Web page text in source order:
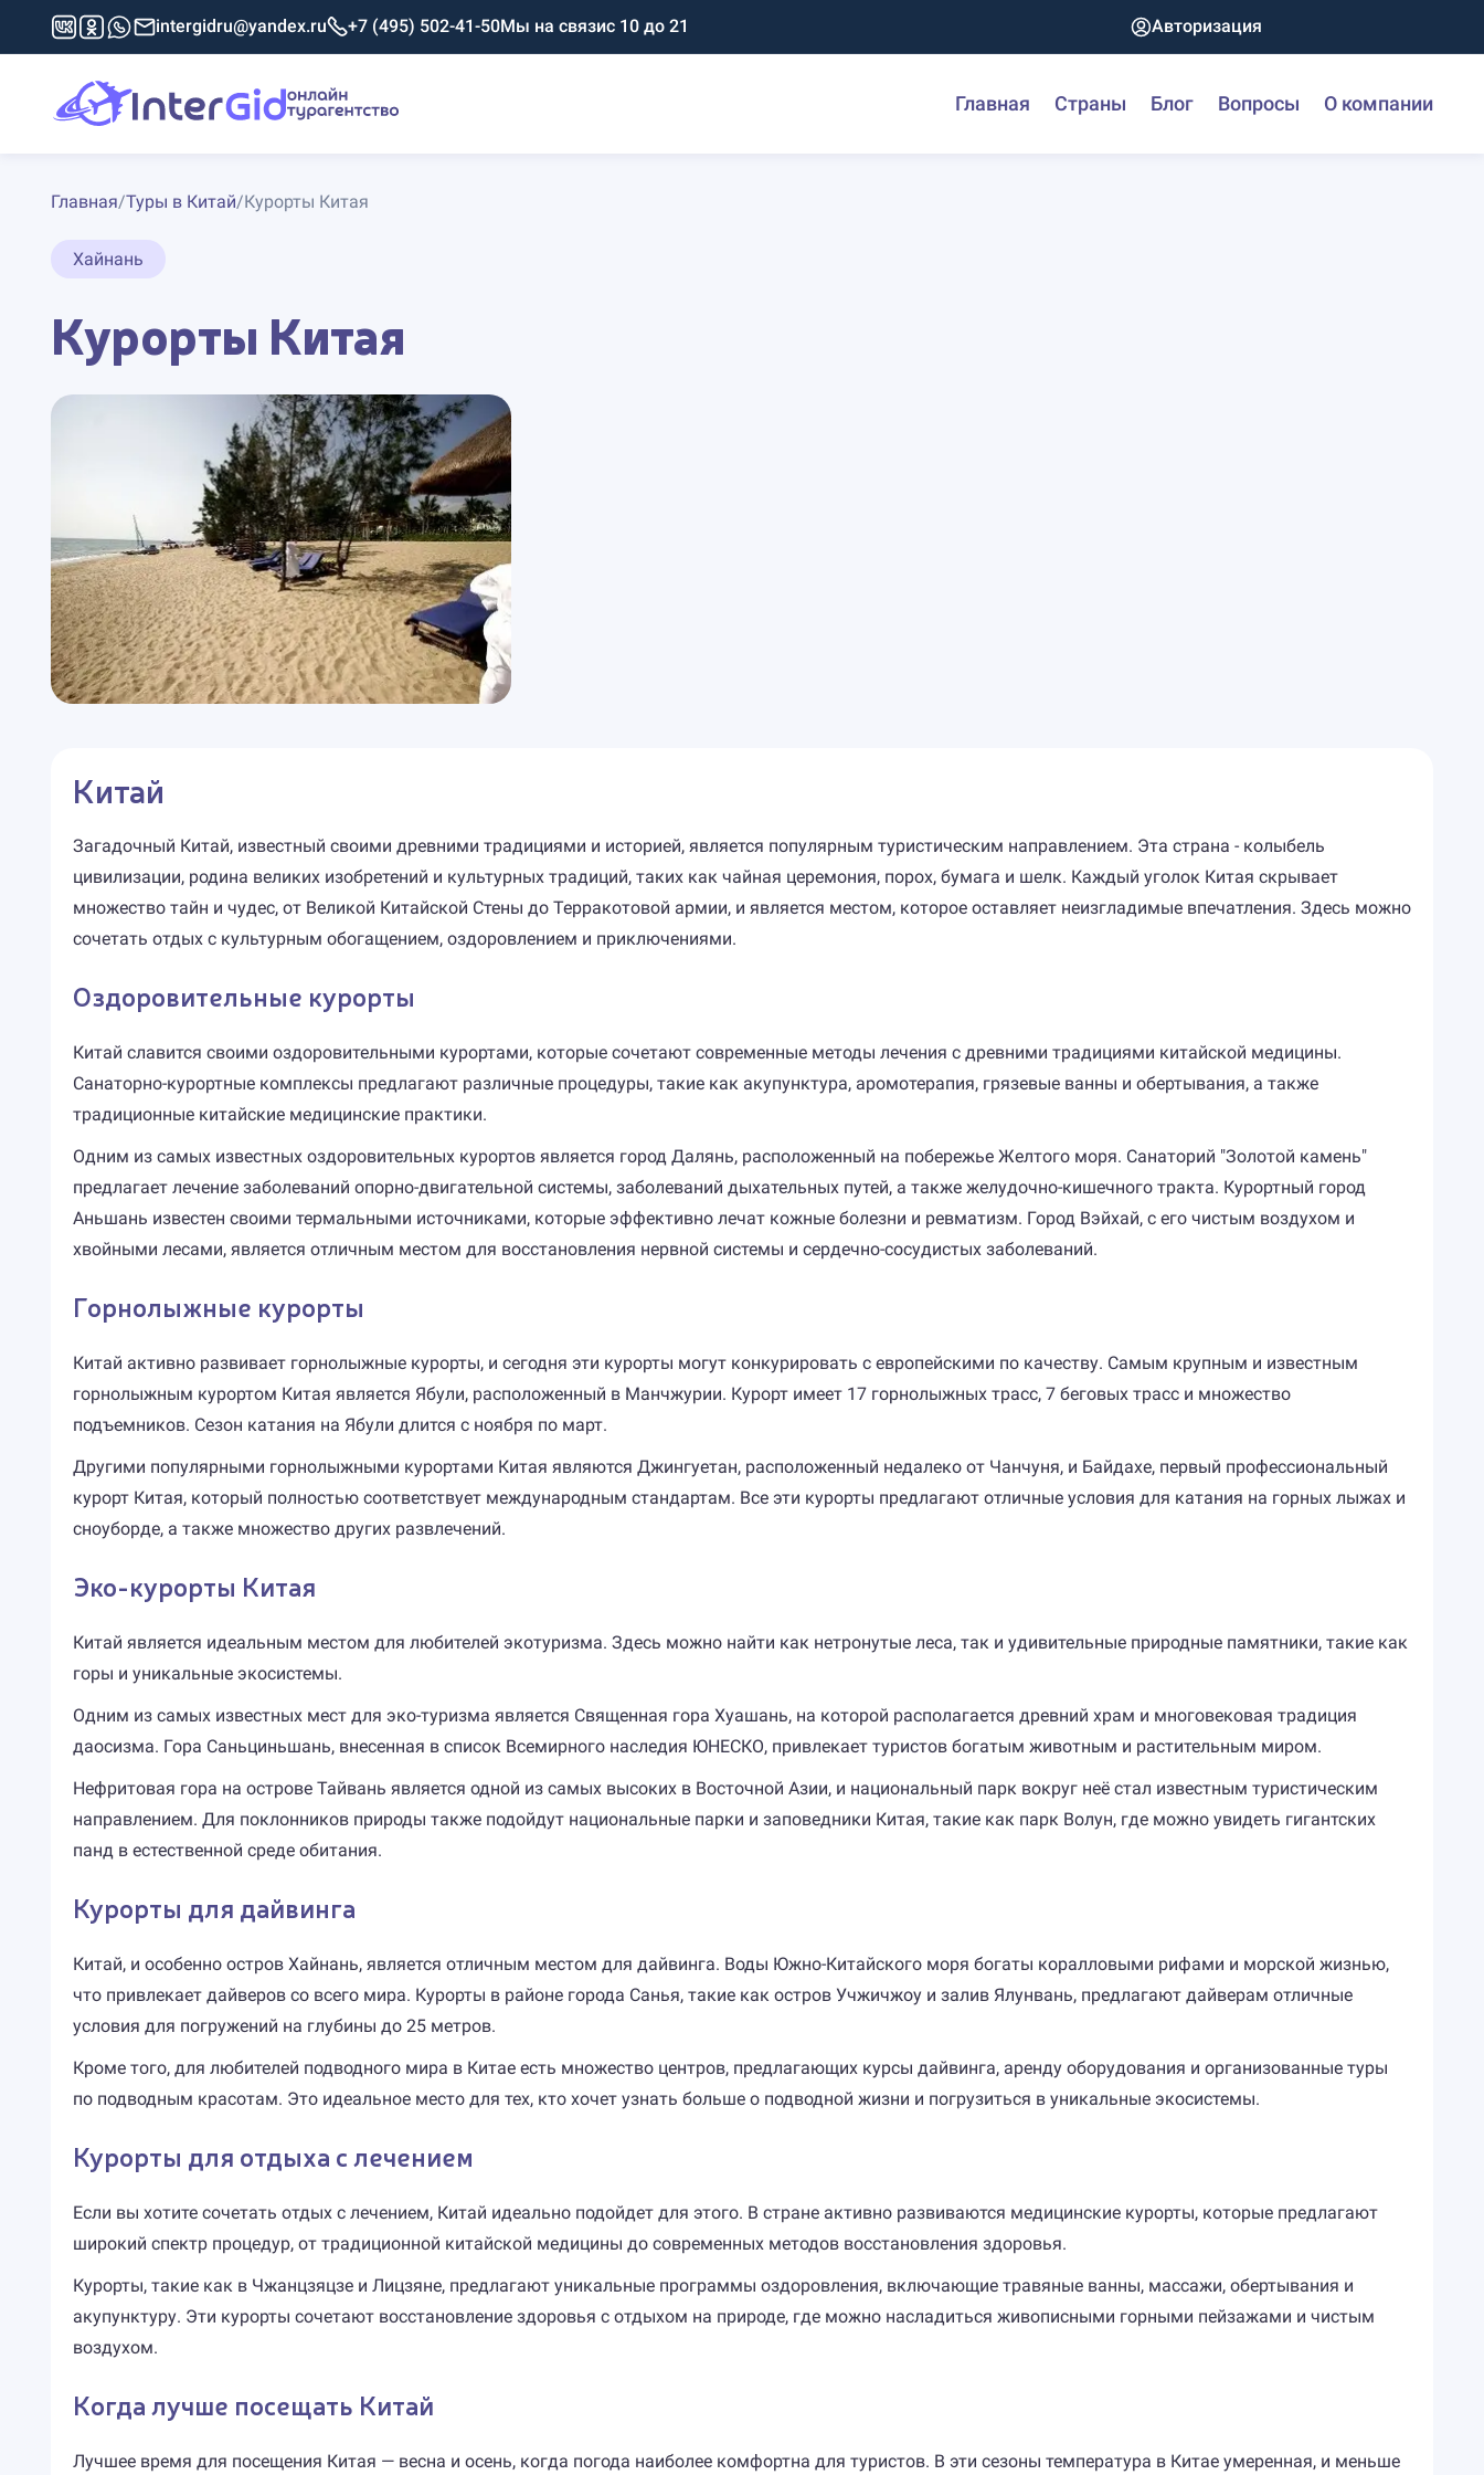
intergidru@yandex.ru +7 (495) 502-41-50Мы на связис 10 до 21 Авторизация
Главная Страны Блог Вопросы О компании
Главная/Туры в Китай/Курорты Китая
Хайнань
Курорты Китая
Китай
Загадочный Китай, известный своими древними традициями и историей, является популярным туристическим направлением. Эта страна - колыбель
цивилизации, родина великих изобретений и культурных традиций, таких как чайная церемония, порох, бумага и шелк. Каждый уголок Китая скрывает
множество тайн и чудес, от Великой Китайской Стены до Терракотовой армии, и является местом, которое оставляет неизгладимые впечатления. Здесь можно
сочетать отдых с культурным обогащением, оздоровлением и приключениями.
Оздоровительные курорты
Китай славится своими оздоровительными курортами, которые сочетают современные методы лечения с древними традициями китайской медицины.
Санаторно-курортные комплексы предлагают различные процедуры, такие как акупунктура, аромотерапия, грязевые ванны и обертывания, а также
традиционные китайские медицинские практики.
Одним из самых известных оздоровительных курортов является город Далянь, расположенный на побережье Желтого моря. Санаторий "Золотой камень"
предлагает лечение заболеваний опорно-двигательной системы, заболеваний дыхательных путей, а также желудочно-кишечного тракта. Курортный город
Аньшань известен своими термальными источниками, которые эффективно лечат кожные болезни и ревматизм. Город Вэйхай, с его чистым воздухом и
хвойными лесами, является отличным местом для восстановления нервной системы и сердечно-сосудистых заболеваний.
Горнолыжные курорты
Китай активно развивает горнолыжные курорты, и сегодня эти курорты могут конкурировать с европейскими по качеству. Самым крупным и известным
горнолыжным курортом Китая является Ябули, расположенный в Манчжурии. Курорт имеет 17 горнолыжных трасс, 7 беговых трасс и множество
подъемников. Сезон катания на Ябули длится с ноября по март.
Другими популярными горнолыжными курортами Китая являются Джингуетан, расположенный недалеко от Чанчуня, и Байдахе, первый профессиональный
курорт Китая, который полностью соответствует международным стандартам. Все эти курорты предлагают отличные условия для катания на горных лыжах и
сноуборде, а также множество других развлечений.
Эко-курорты Китая
Китай является идеальным местом для любителей экотуризма. Здесь можно найти как нетронутые леса, так и удивительные природные памятники, такие как
горы и уникальные экосистемы.
Одним из самых известных мест для эко-туризма является Священная гора Хуашань, на которой располагается древний храм и многовековая традиция
даосизма. Гора Саньциньшань, внесенная в список Всемирного наследия ЮНЕСКО, привлекает туристов богатым животным и растительным миром.
Нефритовая гора на острове Тайвань является одной из самых высоких в Восточной Азии, и национальный парк вокруг неё стал известным туристическим
направлением. Для поклонников природы также подойдут национальные парки и заповедники Китая, такие как парк Волун, где можно увидеть гигантских
панд в естественной среде обитания.
Курорты для дайвинга
Китай, и особенно остров Хайнань, является отличным местом для дайвинга. Воды Южно-Китайского моря богаты коралловыми рифами и морской жизнью,
что привлекает дайверов со всего мира. Курорты в районе города Санья, такие как остров Учжичжоу и залив Ялунвань, предлагают дайверам отличные
условия для погружений на глубины до 25 метров.
Кроме того, для любителей подводного мира в Китае есть множество центров, предлагающих курсы дайвинга, аренду оборудования и организованные туры
по подводным красотам. Это идеальное место для тех, кто хочет узнать больше о подводной жизни и погрузиться в уникальные экосистемы.
Курорты для отдыха с лечением
Если вы хотите сочетать отдых с лечением, Китай идеально подойдет для этого. В стране активно развиваются медицинские курорты, которые предлагают
широкий спектр процедур, от традиционной китайской медицины до современных методов восстановления здоровья.
Курорты, такие как в Чжанцзяцзе и Лицзяне, предлагают уникальные программы оздоровления, включающие травяные ванны, массажи, обертывания и
акупунктуру. Эти курорты сочетают восстановление здоровья с отдыхом на природе, где можно насладиться живописными горными пейзажами и чистым
воздухом.
Когда лучше посещать Китай
Лучшее время для посещения Китая — весна и осень, когда погода наиболее комфортна для туристов. В эти сезоны температура в Китае умеренная, и меньше